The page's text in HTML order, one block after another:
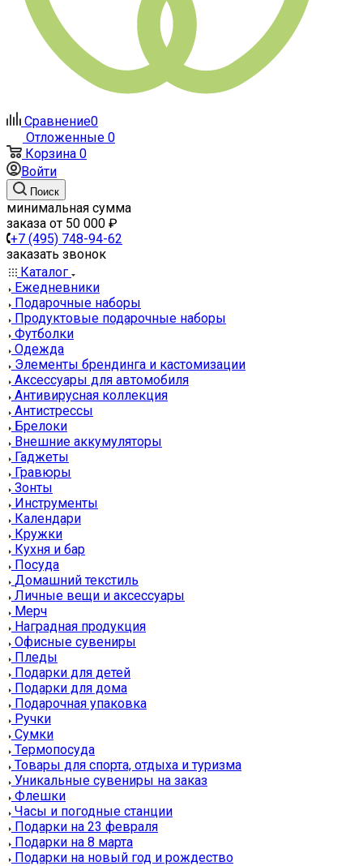
Сравнение0
Отложенные 0
Корзина 0
Войти
Поиск
минимальная сумма
заказа от 50 000 ₽
+7 (495) 748-94-62
заказать звонок
Каталог
Ежедневники
Подарочные наборы
Продуктовые подарочные наборы
Футболки
Одежда
Элементы брендинга и кастомизации
Аксессуары для автомобиля
Антивирусная коллекция
Антистрессы
Брелоки
Внешние аккумуляторы
Гаджеты
Гравюры
Зонты
Инструменты
Календари
Кружки
Кухня и бар
Посуда
Домашний текстиль
Личные вещи и аксессуары
Мерч
Наградная продукция
Офисные сувениры
Пледы
Подарки для детей
Подарки для дома
Подарочная упаковка
Ручки
Сумки
Термопосуда
Товары для спорта, отдыха и туризма
Уникальные сувениры на заказ
Флешки
Часы и погодные станции
Подарки на 23 февраля
Подарки на 8 марта
Подарки на новый год и рождество